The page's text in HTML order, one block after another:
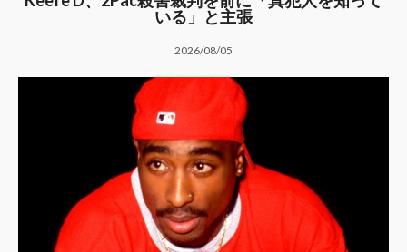
GALLERY
LOGIN
いる」と主張
2026/08/05